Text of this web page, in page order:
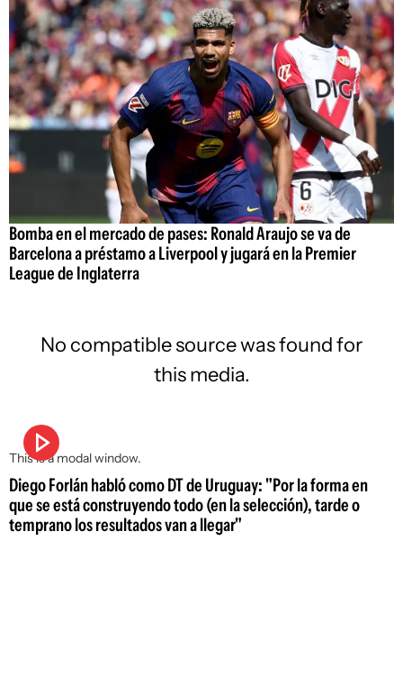
Bomba en el mercado de pases: Ronald Araujo se va de
Barcelona a préstamo a Liverpool y jugará en la Premier
League de Inglaterra
This is a modal window.
No compatible source was found for
this media.
Diego Forlán habló como DT de Uruguay: "Por la forma en
que se está construyendo todo (en la selección), tarde o
temprano los resultados van a llegar"